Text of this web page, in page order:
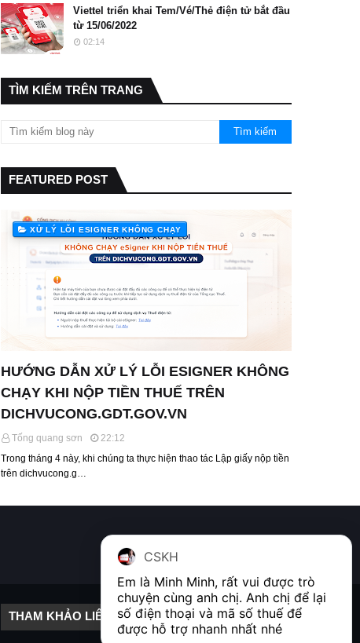
Viettel triển khai Tem/Vé/Thẻ điện tử bắt đầu
từ 15/06/2022
02:14
TÌM KIẾM TRÊN TRANG
FEATURED POST
XỬ LÝ LỖI ESIGNER KHÔNG CHẠY
HƯỚNG DẪN XỬ LÝ LỖI ESIGNER KHÔNG
CHẠY KHI NỘP TIỀN THUẾ TRÊN
DICHVUCONG.GDT.GOV.VN
Tống quang sơn
22:12
Trong tháng 4 này, khi chúng ta thực hiện thao tác Lập giấy nộp tiền
trên dichvucong.g…
THAM KHẢO LIÊN KẾT
CSKH
Em là Minh Minh, rất vui được trò
chuyện cùng anh chị. Anh chị để lại
số điện thoại và mã số thuế để
được hỗ trợ nhanh nhất nhé